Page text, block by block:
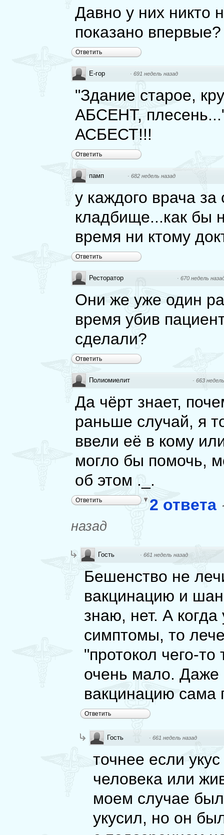
Давно у них никто
показано впервые?
Ответить
Е-гор · 691 недель назад
"Здание старое,
АБСЕНТ,
АСБЕСТ!!!
Ответить
памп · 682 недель назад
у каждого врача
кладбище...как бы
время ни ктому
Ответить
Ресторатор · 670 недель
Они же уже один
время убив
сделали?
Ответить
Полиомиелит · 663
Да чёрт знает,
раньше случай, я
ввели её в кому
могло бы помочь,
об этом ._.
Ответить 2 ответа
назад
Гость · 661 недель назад
Бешенство не
вакцинацию и
знаю, нет. А
симптомы, то
"протокол чего-
очень мало. Даже
вакцинацию сама
Ответить
Гость · 661 недель назад
точнее если
человека или
моем случае
укусил, но он